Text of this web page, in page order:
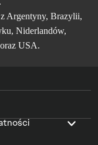
Argentyny, Brazylii,
Niderlandów,
USA.